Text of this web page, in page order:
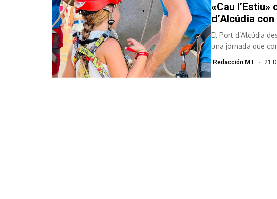
«Cau
d’Alcúdia
El Port d’Alcúdia
una jornada que
Redacción M.I. 21